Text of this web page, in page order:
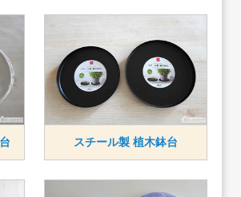
スチール製 植木鉢台